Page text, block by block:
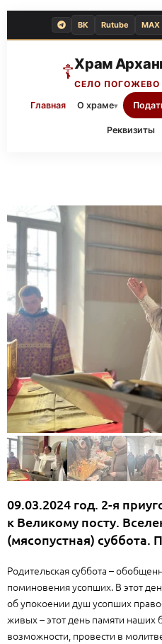
ВК Rutube MAX
☦Храм
СЕЛО ПОГОЖЕВО
Главная
О храме▾
Реквизиты
09.03.2024 год. 2-я
к Великому посту.
(мясопустная)
Родительская суббота –
поминовения усопших. В этот
об упокоении душ усопших
живых – этот день памяти
возможности, провести в